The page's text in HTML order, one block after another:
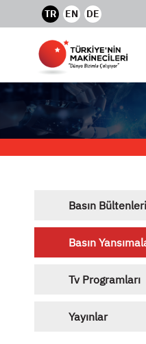
TR EN DE
Basın Bültenleri
Basın
Tv Programları
Yayınlar